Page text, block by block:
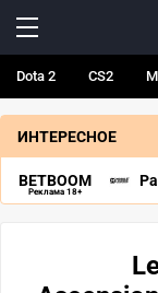
Dota 2 CS2
ИНТЕРЕСНОЕ
BETBOOM
Реклама 18+